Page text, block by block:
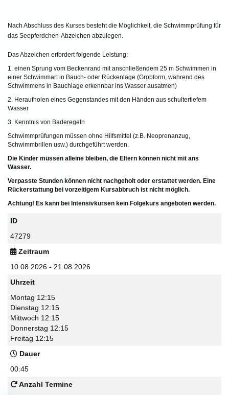
Nach Abschluss des Kurses besteht die Möglichkeit, die Schwimmprüfung für
das Seepferdchen-Abzeichen abzulegen.
Das Abzeichen erfordert folgende Leistung:
1. einen Sprung vom Beckenrand mit anschließendem 25 m Schwimmen in
einer Schwimmart in Bauch- oder Rückenlage (Grobform, während des
Schwimmens in Bauchlage erkennbar ins Wasser ausatmen)
2. Heraufholen eines Gegenstandes mit den Händen aus schultertiefem
Wasser
3. Kenntnis von Baderegeln
Schwimmprüfungen müssen ohne Hilfsmittel (z.B. Neoprenanzug,
Schwimmbrillen usw.) durchgeführt werden.
Die Kinder müssen alleine bleiben, die Eltern können nicht mit ans
Wasser.
Verpasste Stunden können nicht nachgeholt oder erstattet werden. Eine
Rückerstattung bei vorzeitigem Kursabbruch ist nicht möglich.
Achtung! Es kann bei Intensivkursen kein Folgekurs angeboten werden.
ID
47279
Zeitraum
10.08.2026 - 21.08.2026
Uhrzeit
Montag 12:15
Dienstag 12:15
Mittwoch 12:15
Donnerstag 12:15
Freitag 12:15
Dauer
00:45
Anzahl Termine